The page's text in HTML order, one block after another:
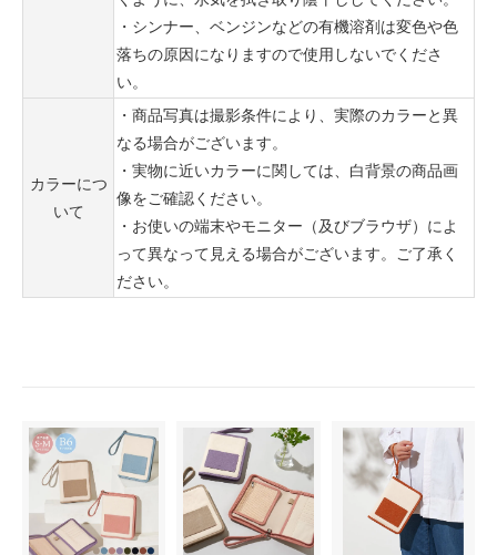
・シンナー、ベンジンなどの有機溶剤は変色や色
落ちの原因になりますので使用しないでくださ
い。
カラーにつ
いて
・商品写真は撮影条件により、実際のカラーと異
なる場合がございます。
・実物に近いカラーに関しては、白背景の商品画
像をご確認ください。
・お使いの端末やモニター（及びブラウザ）によ
って異なって見える場合がございます。ご了承く
ださい。